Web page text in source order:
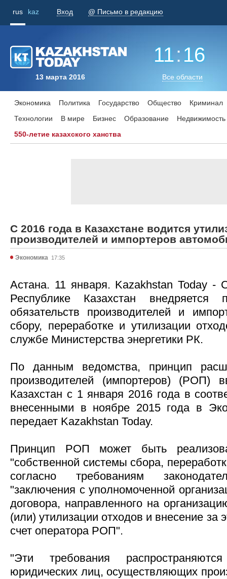
rus kaz Вход @ Письмо в редакцию
13 марта 2016
11: 16
Все области
Экономика Политика Государство Общество
Криминал
Технологии
В мире Бизнес Образование
Недвижимость
550-летие казахского ханства
С 2016 года в Казахстане водится
производителей и импортеров
Экономика 17:35
Астана. 11 января. Kazakhstan Today -
Республике Казахстан внедряется
обязательств производителей и
сбору, переработке и утилизации
службе Министерства энергетики РК.
По данным ведомства, принцип
производителей (импортеров) (РОП)
Казахстан с 1 января 2016 года в
внесенными в ноябре 2015 года в
передает Kazakhstan Today.
Принцип РОП может быть
"собственной системы сбора,
согласно требованиям
"заключения с уполномоченной
договора, направленного на
(или) утилизации отходов и внесение за
счет оператора РОП".
"Эти требования
юридических лиц, осуществляющих